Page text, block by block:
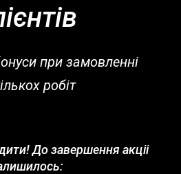
при замовленні
робіт
До завершення акціі